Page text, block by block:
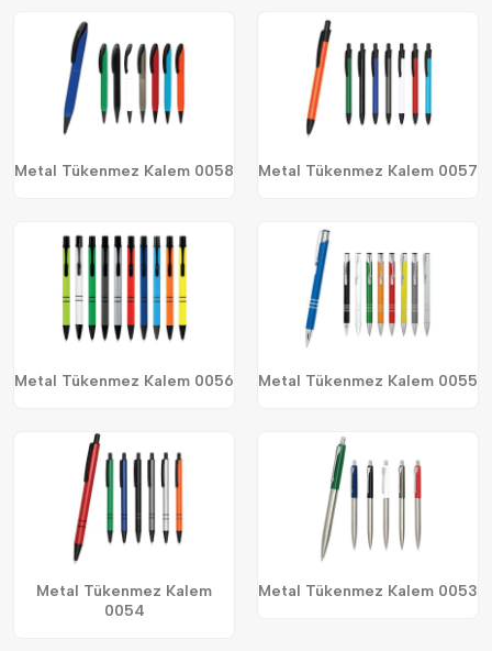
Metal Tükenmez Kalem 0058 Metal Tükenmez Kalem 0057
Metal Tükenmez Kalem 0056 Metal Tükenmez Kalem 0055
Metal Tükenmez Kalem
0054
Metal Tükenmez Kalem 0053